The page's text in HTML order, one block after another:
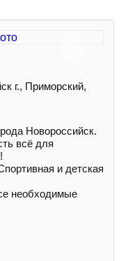
г., Приморский,
Новороссийск.
всё для
и детская
необходимые